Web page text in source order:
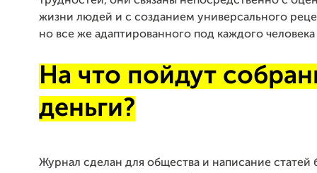
жизни людей и с созданием универсального
но все же адаптированного под каждого
На что пойдут
деньги?
Журнал сделан для общества и написание статей